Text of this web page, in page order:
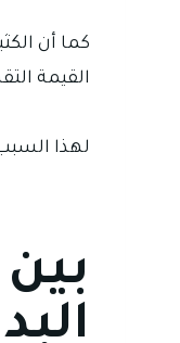
كما أن
القيمة
لهذا